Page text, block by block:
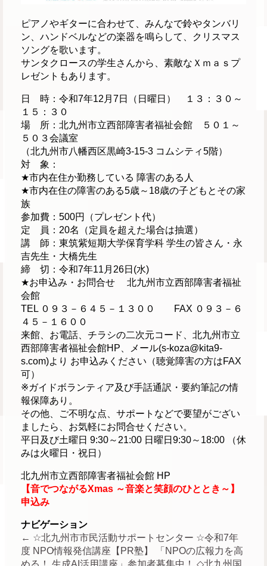
ピアノやギターに合わせて、みんなで鈴やタンバリ
ン、ハンドベルなどの楽器を鳴らして、クリスマス
ソングを歌います。
サンタクロースの学生さんから、素敵なＸｍａｓプ
レゼントもあります。
日 時：令和7年12月7日（日曜日） １３：３０～
１５：３０
場 所：北九州市立西部障害者福祉会館 ５０１～
５０３会議室
（北九州市八幡西区黒崎3-15-3 コムシティ5階）
対 象：
★市内在住か勤務している 障害のある人
★市内在住の障害のある5歳～18歳の子どもとその家
族
参加費：500円（プレゼント代）
定 員：20名（定員を超えた場合は抽選）
講 師：東筑紫短期大学保育学科 学生の皆さん・永
吉先生・大橋先生
締 切：令和7年11月26日(水)
★お申込み・お問合せ 北九州市立西部障害者福祉
会館
TEL ０９３－６４５－１３００ FAX ０９３－６
４５－１６００
来館、お電話、チラシの二次元コード、北九州市立
西部障害者福祉会館HP、メール(s-koza@kita9-
s.com)より お申込みください（聴覚障害の方はFAX
可）
※ガイドボランティア及び手話通訳・要約筆記の情
報保障あり。
その他、ご不明な点、サポートなどで要望がござい
ましたら、お気軽にお問合せください。
平日及び土曜日 9:30～21:00 日曜日9:30～18:00 （休
みは火曜日・祝日）
北九州市立西部障害者福祉会館 HP
【音でつながるXmas ～音楽と笑顔のひととき～】
申込み
ナビゲーション
← ☆北九州市市民活動サポートセンター ☆令和7年
度 NPO情報発信講座【PR塾】 「NPOの広報力を高